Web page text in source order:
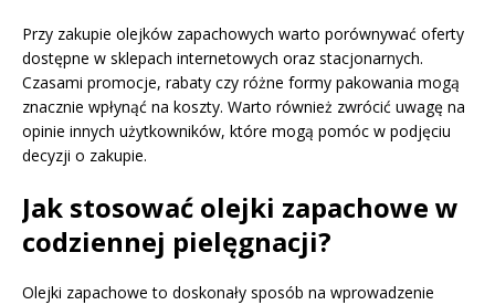
Przy zakupie olejków zapachowych warto porównywać oferty
dostępne w sklepach internetowych oraz stacjonarnych.
Czasami promocje, rabaty czy różne formy pakowania mogą
znacznie wpłynąć na koszty. Warto również zwrócić uwagę na
opinie innych użytkowników, które mogą pomóc w podjęciu
decyzji o zakupie.
Jak stosować olejki zapachowe w
codziennej pielęgnacji?
Olejki zapachowe to doskonały sposób na wprowadzenie